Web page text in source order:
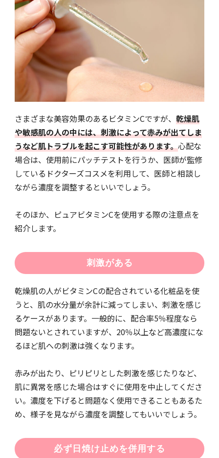
さまざまな美容効果のあるビタミンCですが、 乾燥肌
や敏感肌の人の中には、刺激によって赤みが出てしま
うなど肌トラブルを起こす可能性があります。心配な
場合は、使用前にパッチテストを行うか、医師が監修
しているドクターズコスメを利用して、医師と相談し
ながら濃度を調整するといいでしょう。
そのほか、ピュアビタミンCを使用する際の注意点を
紹介します。
刺激がある
乾燥肌の人がビタミンCの配合されている化粧品を使
うと、肌の水分量が余計に減ってしまい、刺激を感じ
るケースがあります。一般的に、配合率5％程度なら
問題ないとされていますが、20％以上など高濃度にな
るほど肌への刺激は強くなります。
赤みが出たり、ピリピリとした刺激を感じたりなど、
肌に異常を感じた場合はすぐに使用を中止してくださ
い。濃度を下げると問題なく使用できることもあるた
め、様子を見ながら濃度を調整してもいいでしょう。
必ず日焼け止めを併用する